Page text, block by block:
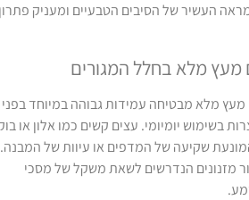
העשיר של הסיבים הטבעיים ומעניק פתרון
מלא בחלל המגורים
מלא מבטיחה עמידות גבוהה במיוחד בפני
בשימוש יומיומי. עצים קשים כמו אלון או בוק
שקיעה של המדפים או עיוות של המבנה.
מזנונים הנדרשים לשאת משקל של מסכי